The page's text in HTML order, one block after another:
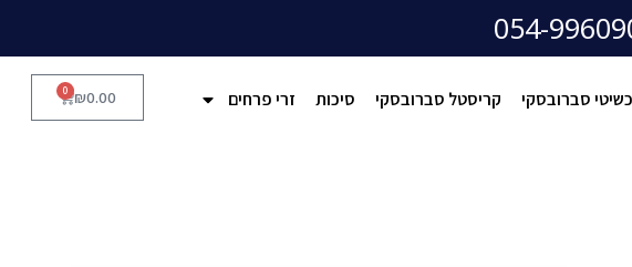
סברובסקי קריסטל סברובסקי סיכות זרי פרחים ₪0.00
0